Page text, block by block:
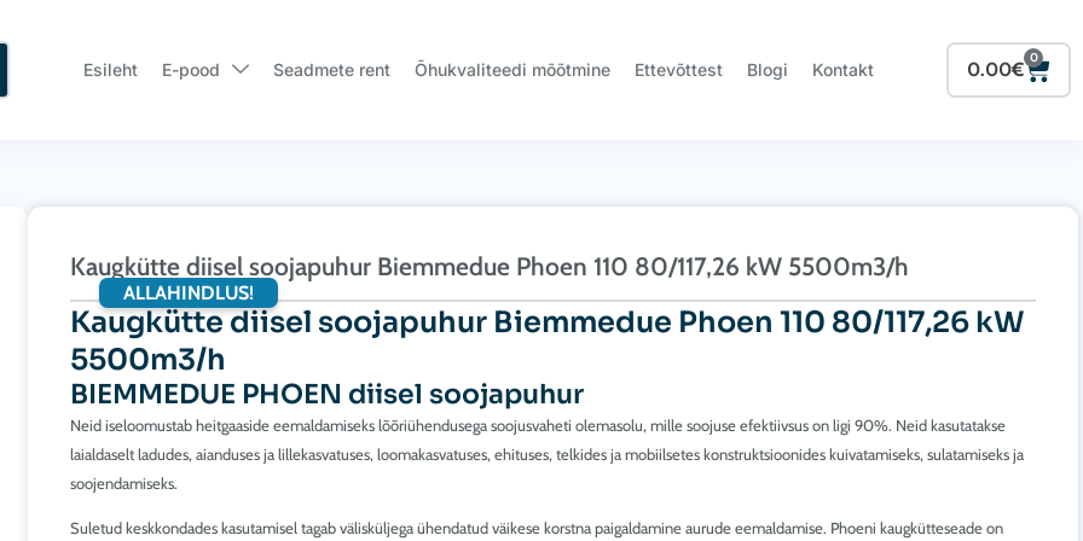
Esileht E-pood Seadmete rent Õhukvaliteedi mõõtmine Ettevõttest Blogi Kontakt 0.00€
0
Cart
ALLAHINDLUS!
Kaugkütte diisel soojapuhur Biemmedue Phoen 110 80/117,26 kW 5500m3/h
Kaugkütte diisel soojapuhur Biemmedue Phoen 110 80/117,26 kW
5500m3/h
BIEMMEDUE PHOEN diisel soojapuhur
Neid iseloomustab heitgaaside eemaldamiseks lõõriühendusega soojusvaheti olemasolu, mille soojuse efektiivsus on ligi 90%. Neid kasutatakse
laialdaselt ladudes, aianduses ja lillekasvatuses, loomakasvatuses, ehituses, telkides ja mobiilsetes konstruktsioonides kuivatamiseks, sulatamiseks ja
soojendamiseks.
Suletud keskkondades kasutamisel tagab välisküljega ühendatud väikese korstna paigaldamine aurude eemaldamise. Phoeni kaugkütteseade on